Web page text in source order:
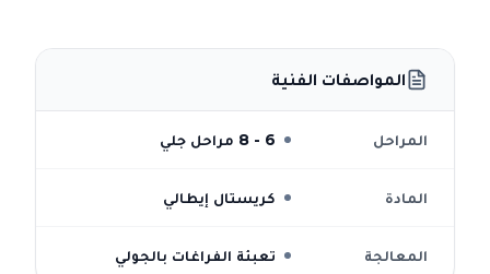
المواصفات الفنية
المراحل 6 - 8 مراحل جلي
المادة كريستال إيطالي
المعالجة تعبئة الفراغات بالجولي